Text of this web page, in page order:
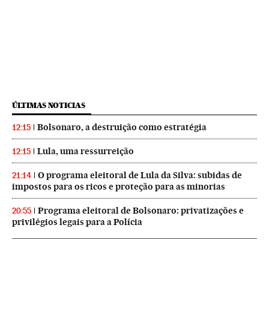
ÚLTIMAS NOTICIAS
12:15 Bolsonaro, a destruição como estratégia
12:15 Lula, uma ressurreição
21:14
O programa eleitoral de Lula da Silva: subidas de
impostos para os ricos e proteção para as minorias
20:55
Programa eleitoral de Bolsonaro: privatizações e
privilégios legais para a Polícia